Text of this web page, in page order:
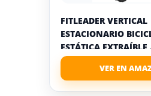
FITLEADER VERTICAL
ESTACIONARIO
ESTÁTICA EXTRAÍBLE